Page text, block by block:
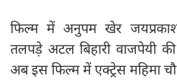
फिल्म में अनुपम खेर
तलपड़े अटल बिहारी वाजपेयी
अब इस फिल्म में एक्ट्रेस महिमा